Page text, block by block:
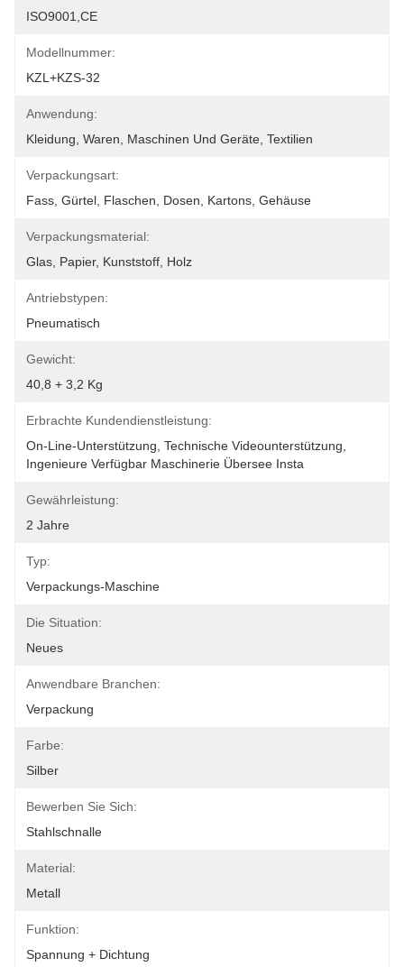
ISO9001,CE
Modellnummer:
KZL+KZS-32
Anwendung:
Kleidung, Waren, Maschinen Und Geräte, Textilien
Verpackungsart:
Fass, Gürtel, Flaschen, Dosen, Kartons, Gehäuse
Verpackungsmaterial:
Glas, Papier, Kunststoff, Holz
Antriebstypen:
Pneumatisch
Gewicht:
40,8 + 3,2 Kg
Erbrachte Kundendienstleistung:
On-Line-Unterstützung, Technische Videounterstützung,
Ingenieure Verfügbar Maschinerie Übersee Insta
Gewährleistung:
2 Jahre
Typ:
Verpackungs-Maschine
Die Situation:
Neues
Anwendbare Branchen:
Verpackung
Farbe:
Silber
Bewerben Sie Sich:
Stahlschnalle
Material:
Metall
Funktion:
Spannung + Dichtung